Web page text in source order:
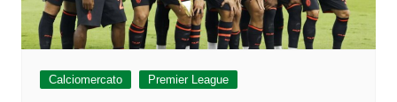
Calciomercato Premier League